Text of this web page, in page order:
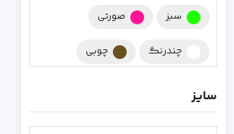
سبز صورتی
چندرنگ چوبی
سایز